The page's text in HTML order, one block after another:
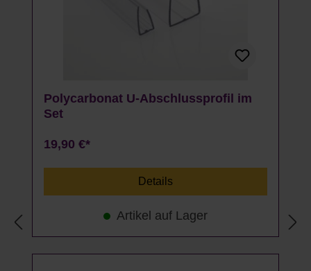
Polycarbonat U-Abschlussprofil im
Set
19,90 €*
Details
Artikel auf Lager